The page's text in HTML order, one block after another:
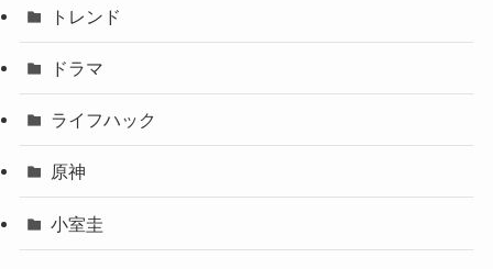
トレンド
ドラマ
ライフハック
原神
小室圭